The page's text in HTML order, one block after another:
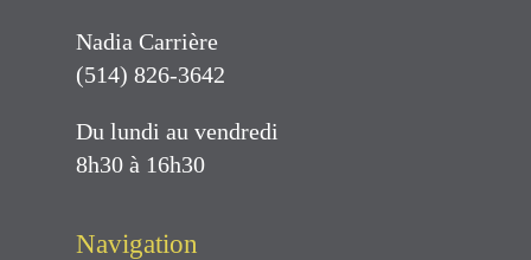
Nadia Carrière
(514) 826-3642
Du lundi au vendredi
8h30 à 16h30
Navigation